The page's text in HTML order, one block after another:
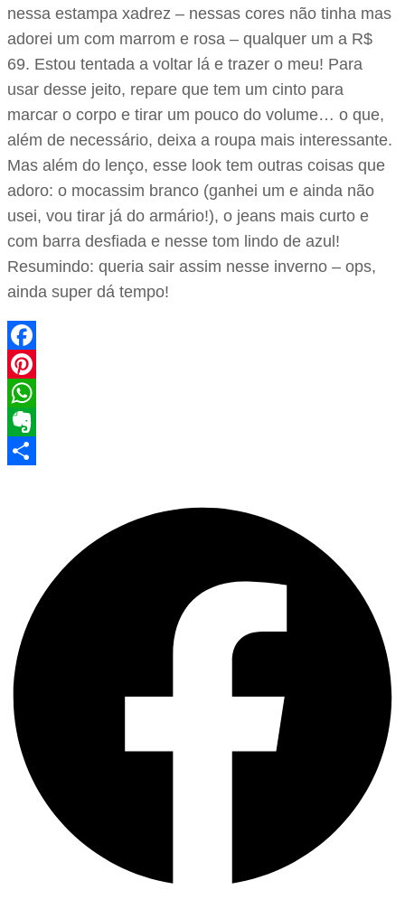
nessa estampa xadrez – nessas cores não tinha mas
adorei um com marrom e rosa – qualquer um a R$
69. Estou tentada a voltar lá e trazer o meu! Para
usar desse jeito, repare que tem um cinto para
marcar o corpo e tirar um pouco do volume… o que,
além de necessário, deixa a roupa mais interessante.
Mas além do lenço, esse look tem outras coisas que
adoro: o mocassim branco (ganhei um e ainda não
usei, vou tirar já do armário!), o jeans mais curto e
com barra desfiada e nesse tom lindo de azul!
Resumindo: queria sair assim nesse inverno – ops,
ainda super dá tempo!
Facebook
Pinterest
WhatsApp
Evernote